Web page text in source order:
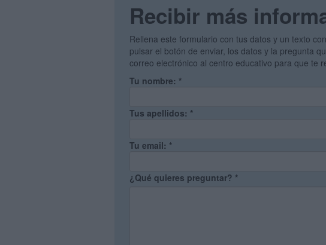
Recibir más
Rellena este formulario con tus datos y un texto
pulsar el botón de enviar, los datos y la pregunta
correo electrónico al centro educativo para que te
Tu nombre: *
Tus apellidos: *
Tu email: *
¿Qué quieres preguntar? *